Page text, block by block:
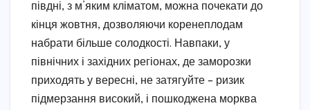
півдні, з м’яким кліматом, можна почекати до
кінця жовтня, дозволяючи коренеплодам
набрати більше солодкості. Навпаки, у
північних і західних регіонах, де заморозки
приходять у вересні, не затягуйте – ризик
підмерзання високий, і пошкоджена морква